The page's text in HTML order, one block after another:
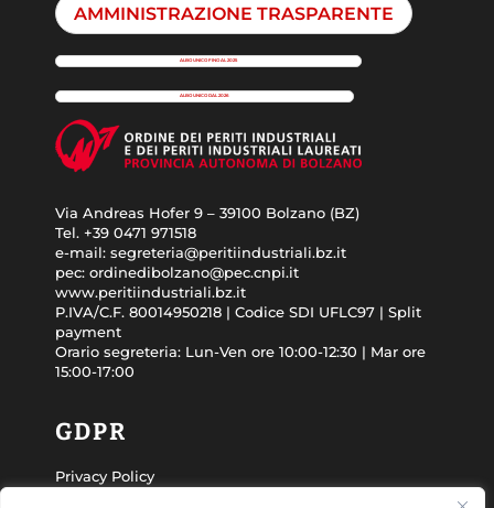
AMMINISTRAZIONE TRASPARENTE
ALBO UNICO FINO AL 2025
ALBO UNICO DAL 2026
Via Andreas Hofer 9 – 39100 Bolzano (BZ)
Tel. +39 0471 971518
e-mail: segreteria@peritiindustriali.bz.it
pec: ordinedibolzano@pec.cnpi.it
www.peritiindustriali.bz.it
P.IVA/C.F. 80014950218 | Codice SDI UFLC97 | Split
payment
Orario segreteria: Lun-Ven ore 10:00-12:30 | Mar ore
15:00-17:00
GDPR
Privacy Policy